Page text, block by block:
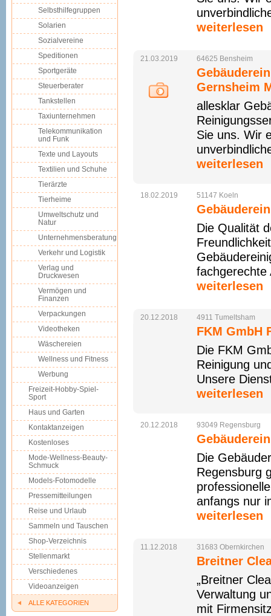
weiterlesen
21.03.2019 64625 Bensheim
Gernsheim
allesklar
Sie uns. Wir
weiterlesen
18.02.2019 51147 Koeln
Die Qualität
fachgerechte
weiterlesen
20.12.2018 4911 Tumeltsham
FKM GmbH
Die FKM
Reinigung
Unsere
weiterlesen
20.12.2018 93049 Regensburg
Die
Regensburg
anfangs nur
weiterlesen
11.12.2018 31683 Obernkirchen
Breitner
„Breitner
Verwaltung
mit
Selbsthilfegruppen
Solarien
Sozialvereine
Speditionen
Sportgeräte
Steuerberater
Tankstellen
Taxiunternehmen
Telekommunikation
und Funk
Texte und Layouts
Textilien und Schuhe
Tierärzte
Tierheime
Umweltschutz und
Natur
Unternehmensberatung
Verkehr und Logistik
Verlag und
Druckwesen
Vermögen und
Finanzen
Verpackungen
Videotheken
Wäschereien
Wellness und Fitness
Werbung
Freizeit-Hobby-Spiel-
Sport
Haus und Garten
Kontaktanzeigen
Kostenloses
Mode-Wellness-Beauty-
Schmuck
Models-Fotomodelle
Pressemitteilungen
Reise und Urlaub
Sammeln und Tauschen
Shop-Verzeichnis
Stellenmarkt
Verschiedenes
Videoanzeigen
ALLE KATEGORIEN